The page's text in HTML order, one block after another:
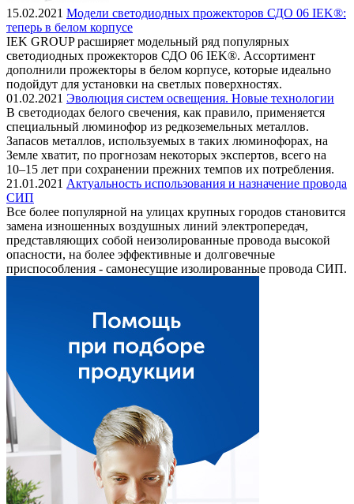
15.02.2021 Модели светодиодных прожекторов СДО 06 IEK®:
теперь в белом корпусе
IEK GROUP расширяет модельный ряд популярных
светодиодных прожекторов СДО 06 IEK®. Ассортимент
дополнили прожекторы в белом корпусе, которые идеально
подойдут для установки на светлых поверхностях.
01.02.2021 Эволюция систем освещения. Новые технологии
В светодиодах белого свечения, как правило, применяется
специальный люминофор из редкоземельных металлов.
Запасов металлов, используемых в таких люминофорах, на
Земле хватит, по прогнозам некоторых экспертов, всего на
10–15 лет при сохранении прежних темпов их потребления.
21.01.2021 Актуальность использования и назначение провода
СИП
Все более популярной на улицах крупных городов становится
замена изношенных воздушных линий электропередач,
представляющих собой неизолированные провода высокой
опасности, на более эффективные и долговечные
приспособления - самонесущие изолированные провода СИП.